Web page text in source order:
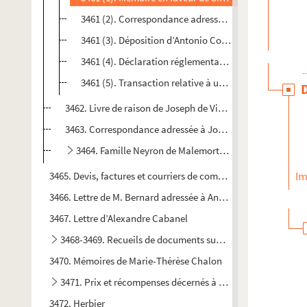
3461 (2). Correspondance adressée à Jean-Joseph-
3461 (3). Déposition d’Antonio Conti relatant
3461 (4). Déclaration réglementant l’authentification
3461 (5). Transaction relative à une course de Palio
3462. Livre de raison de Joseph de Virgile, avocat à
3463. Correspondance adressée à Joseph de La Selle,
3464. Famille Neyron de Malemort dans le Comtat
3465. Devis, factures et courriers de commerçants de
3466. Lettre de M. Bernard adressée à Antoinette Eysséric
3467. Lettre d’Alexandre Cabanel
3468-3469. Recueils de documents sur le Vaucluse
3470. Mémoires de Marie-Thérèse Chalon
3471. Prix et récompenses décernés à Jules et Rosalba
3472. Herbier